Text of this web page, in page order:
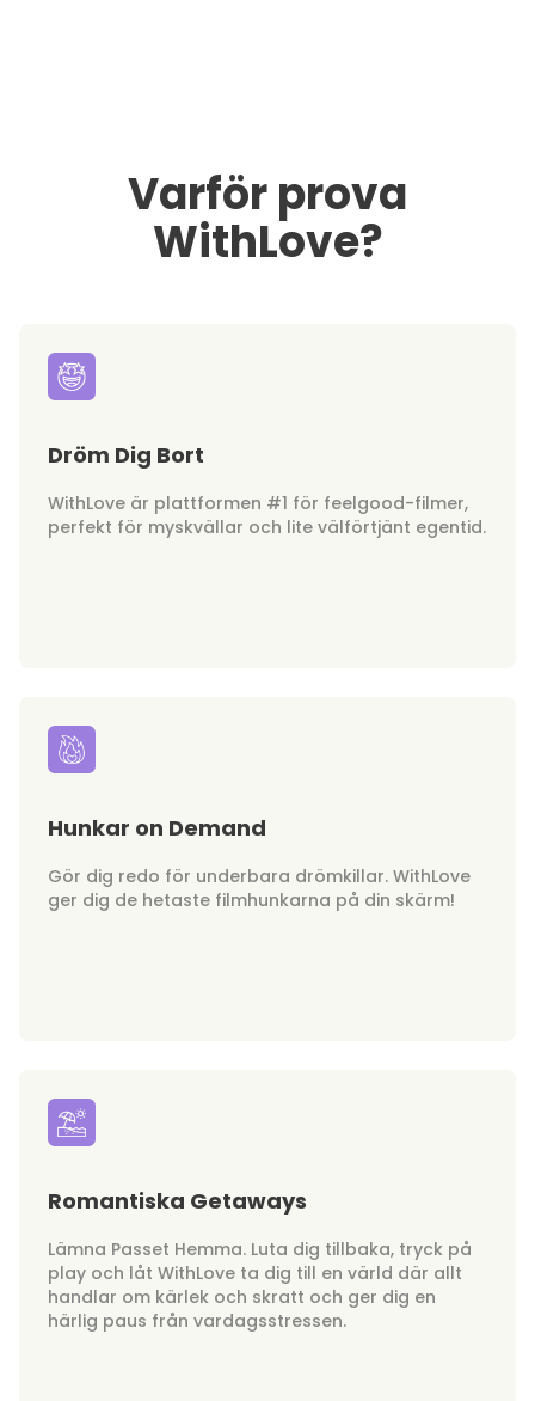
Varför prova
WithLove?
Dröm Dig Bort
WithLove är plattformen #1 för feelgood-filmer,
perfekt för myskvällar och lite välförtjänt egentid.
Hunkar on Demand
Gör dig redo för underbara drömkillar. WithLove
ger dig de hetaste filmhunkarna på din skärm!
Romantiska Getaways
Lämna Passet Hemma. Luta dig tillbaka, tryck på
play och låt WithLove ta dig till en värld där allt
handlar om kärlek och skratt och ger dig en
härlig paus från vardagsstressen.